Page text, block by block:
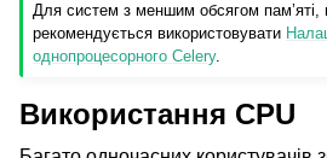
Для систем з меншим обсягом пам’яті,
рекомендується використовувати
однопроцесорного Celery.
Використання CPU